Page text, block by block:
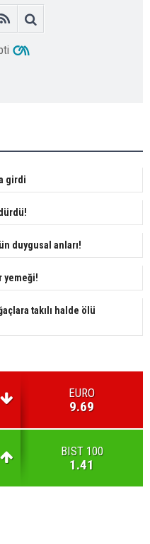
girdi
duygusal anları!
yemeği!
takılı halde ölü
EURO
9.69
BIST 100
1.41